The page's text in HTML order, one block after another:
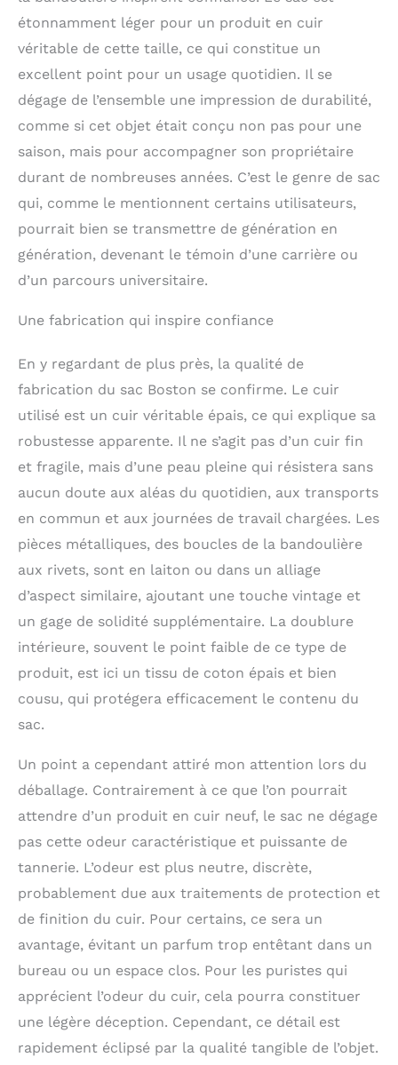
100% ARTISANAL -
MAROQUINERIE: ✔
L'article en cuir est fait
main 100%. La marque
utilise uniquement de
cuir et des parties
métalliques de haute
qualité
étonnamment léger pour un produit en cuir
véritable de cette taille, ce qui constitue un
excellent point pour un usage quotidien. Il se
dégage de l’ensemble une impression de durabilité,
comme si cet objet était conçu non pas pour une
saison, mais pour accompagner son propriétaire
durant de nombreuses années. C’est le genre de sac
qui, comme le mentionnent certains utilisateurs,
pourrait bien se transmettre de génération en
génération, devenant le témoin d’une carrière ou
d’un parcours universitaire.
Une fabrication qui inspire confiance
En y regardant de plus près, la qualité de
fabrication du sac Boston se confirme. Le cuir
utilisé est un cuir véritable épais, ce qui explique sa
robustesse apparente. Il ne s’agit pas d’un cuir fin
et fragile, mais d’une peau pleine qui résistera sans
aucun doute aux aléas du quotidien, aux transports
en commun et aux journées de travail chargées. Les
pièces métalliques, des boucles de la bandoulière
aux rivets, sont en laiton ou dans un alliage
d’aspect similaire, ajoutant une touche vintage et
un gage de solidité supplémentaire. La doublure
intérieure, souvent le point faible de ce type de
produit, est ici un tissu de coton épais et bien
cousu, qui protégera efficacement le contenu du
sac.
Un point a cependant attiré mon attention lors du
déballage. Contrairement à ce que l’on pourrait
attendre d’un produit en cuir neuf, le sac ne dégage
pas cette odeur caractéristique et puissante de
tannerie. L’odeur est plus neutre, discrète,
probablement due aux traitements de protection et
de finition du cuir. Pour certains, ce sera un
avantage, évitant un parfum trop entêtant dans un
bureau ou un espace clos. Pour les puristes qui
apprécient l’odeur du cuir, cela pourra constituer
une légère déception. Cependant, ce détail est
rapidement éclipsé par la qualité tangible de l’objet.